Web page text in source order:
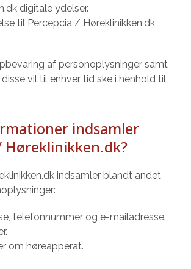
digitale ydelser.
til Percepcia / Høreklinikken.dk
af personoplysninger samt
vil til enhver tid ske i henhold til
indsamler
Høreklinikken.dk?
indsamler blandt andet
telefonnummer og e-mailadresse.
om høreapperat.